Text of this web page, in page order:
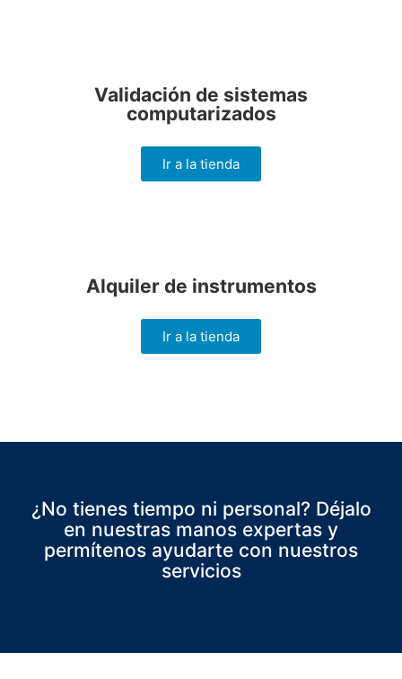
Validación de sistemas
computarizados
Ir a la tienda
Alquiler de instrumentos
Ir a la tienda
¿No tienes tiempo ni personal? Déjalo
en nuestras manos expertas y
permítenos ayudarte con nuestros
servicios